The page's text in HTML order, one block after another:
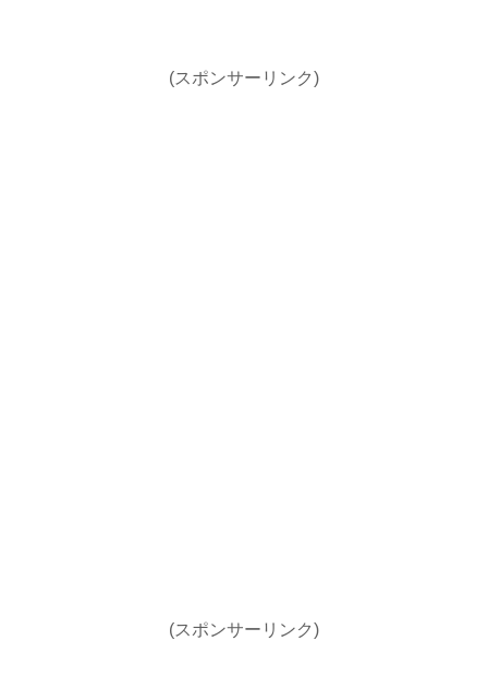
(スポンサーリンク)
(スポンサーリンク)